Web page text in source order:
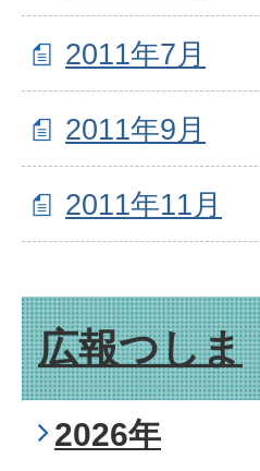
2011年7月
2011年9月
2011年11月
広報つしま
2026年